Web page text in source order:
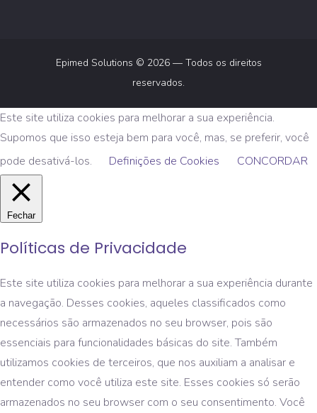
Epimed Solutions © 2026 — Todos os direitos
reservados.
Este site utiliza cookies para melhorar a sua experiência.
Supomos que isso esteja bem para você, mas, se preferir, você
pode desativá-los.
Definições de Cookies CONCORDAR
Fechar
Políticas de Privacidade
Este site utiliza cookies para melhorar a sua experiência durante
a navegação. Desses cookies, aqueles classificados como
necessários são armazenados no seu browser, pois são
essenciais para funcionalidades básicas do site. Também
utilizamos cookies de terceiros, que nos auxiliam a analisar e
entender como você utiliza este site. Esses cookies só serão
armazenados no seu browser com o seu consentimento. Você